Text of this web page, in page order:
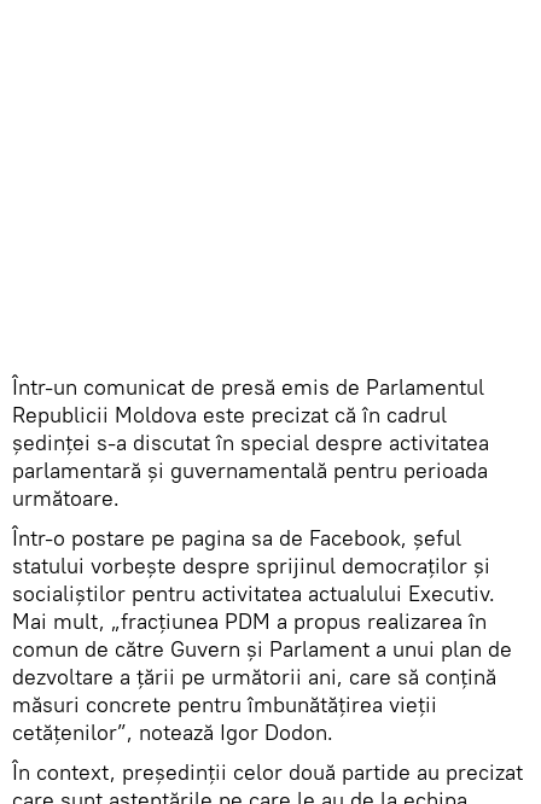
Într-un comunicat de presă emis de Parlamentul
Republicii Moldova este precizat că în cadrul
ședinței s-a discutat în special despre activitatea
parlamentară și guvernamentală pentru perioada
următoare.
Într-o postare pe pagina sa de Facebook, șeful
statului vorbește despre sprijinul democraților și
socialiștilor pentru activitatea actualului Executiv.
Mai mult, „fracțiunea PDM a propus realizarea în
comun de către Guvern și Parlament a unui plan de
dezvoltare a țării pe următorii ani, care să conțină
măsuri concrete pentru îmbunătățirea vieții
cetățenilor”, notează Igor Dodon.
În context, președinții celor două partide au precizat